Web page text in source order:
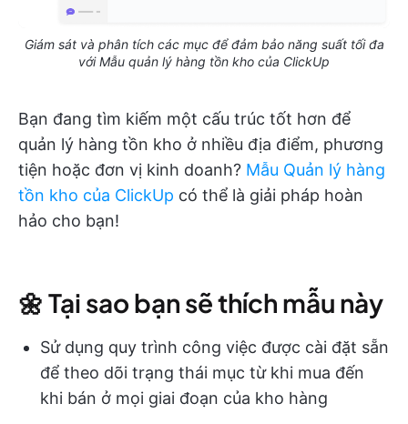
Giám sát và phân tích các mục để đảm bảo năng suất tối đa
với Mẫu quản lý hàng tồn kho của ClickUp
Bạn đang tìm kiếm một cấu trúc tốt hơn để
quản lý hàng tồn kho ở nhiều địa điểm, phương
tiện hoặc đơn vị kinh doanh? Mẫu Quản lý hàng
tồn kho của ClickUp có thể là giải pháp hoàn
hảo cho bạn!
🌼 Tại sao bạn sẽ thích mẫu này
Sử dụng quy trình công việc được cài đặt sẵn
để theo dõi trạng thái mục từ khi mua đến
khi bán ở mọi giai đoạn của kho hàng